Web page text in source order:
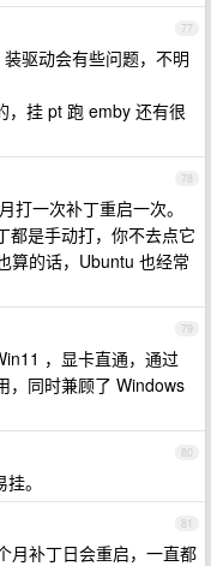
77
驱动会有些问题，不明
，挂 pt 跑 emby 还有很
78
打一次补丁重启一次。
都是手动打，你不去点它
算的话，Ubuntu 也经常
79
，显卡直通，通过
，同时兼顾了 Windows
80
。
81
月补丁日会重启，一直都